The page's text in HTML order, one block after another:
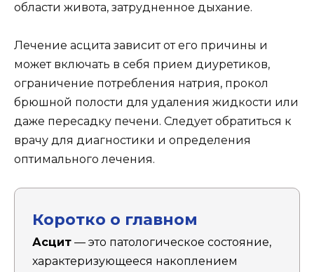
области живота, затрудненное дыхание.
Лечение асцита зависит от его причины и
может включать в себя прием диуретиков,
ограничение потребления натрия, прокол
брюшной полости для удаления жидкости или
даже пересадку печени. Следует обратиться к
врачу для диагностики и определения
оптимального лечения.
Коротко о главном
Асцит — это патологическое состояние,
характеризующееся накоплением